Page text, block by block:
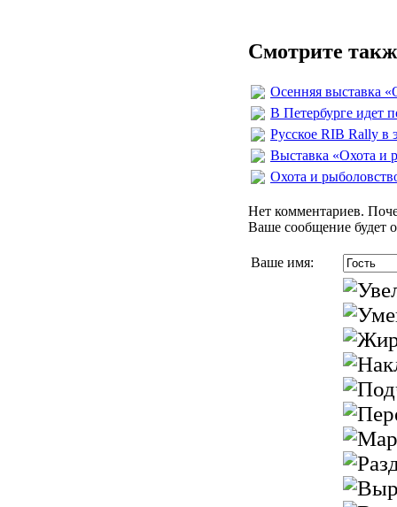
Смотрите
Осенняя выставка
В Петербурге идет
Русское RIB Rally в
Выставка «Охота и
Охота и
Нет комментариев.
Ваше сообщение будет
Ваше имя: